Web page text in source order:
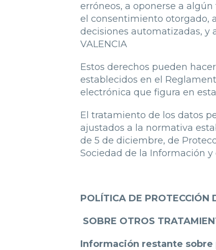
erróneos, a oponerse a
el consentimiento otorgado,
decisiones automatizadas, y
VALENCIA
Estos derechos pueden
establecidos en el
electrónica que figura en
El tratamiento de los datos
ajustados a la normativa
de 5 de diciembre, de
Sociedad de la Información
POLÍTICA DE PROTECCIÓN
SOBRE OTROS
Información restante